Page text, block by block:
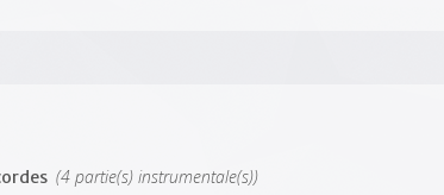
(4 partie(s) instrumentale(s))